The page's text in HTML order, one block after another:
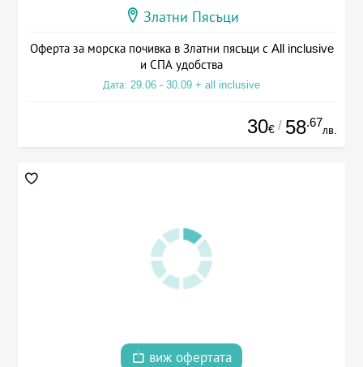
Златни Пясъци
Оферта за морска почивка в Златни пясъци с All inclusive
и СПА удобства
Дата: 29.06 - 30.09 + all inclusive
30€ / 58.67
лв.
виж офертата